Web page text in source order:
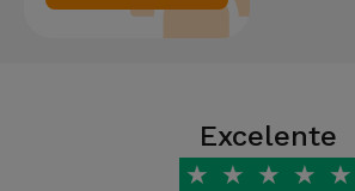
Excelente
★ ★ ★ ★ ★